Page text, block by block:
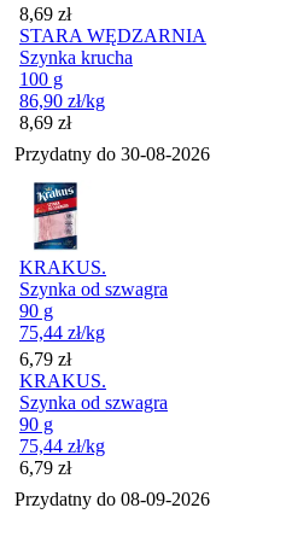
Cena
8,69 zł
STARA WĘDZARNIA
Szynka krucha
100 g
86,90 zł/kg
Cena
8,69 zł
Przydatny do 30-08-2026
KRAKUS.
Szynka od szwagra
90 g
75,44 zł/kg
Cena
6,79 zł
KRAKUS.
Szynka od szwagra
90 g
75,44 zł/kg
Cena
6,79 zł
Przydatny do 08-09-2026